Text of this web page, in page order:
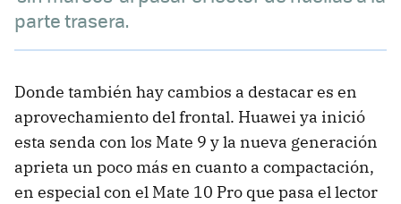
parte trasera.
Donde también hay cambios a destacar es en
aprovechamiento del frontal. Huawei ya inició
esta senda con los Mate 9 y la nueva generación
aprieta un poco más en cuanto a compactación,
en especial con el Mate 10 Pro que pasa el lector